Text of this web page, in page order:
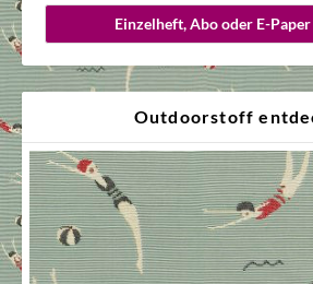
Einzelheft, Abo oder E-
Outdoorstoff